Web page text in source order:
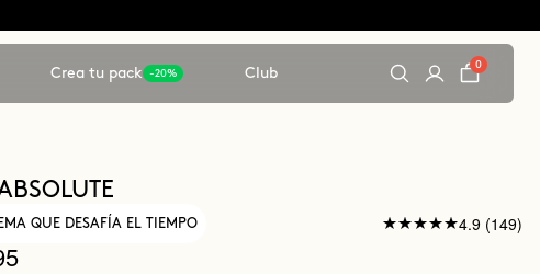
Crea tu pack -20% Club
0
QUE DESAFÍA EL TIEMPO 4.9 (149)